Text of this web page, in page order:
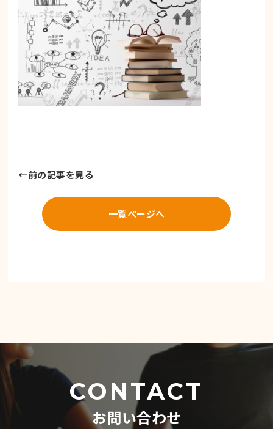
←前の記事を見る
一覧ページへ
CONTACT
お問い合わせ